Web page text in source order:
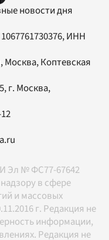
новости дня
ИНН
Москва, Коптевская
, г. Москва,
Эл № ФС77-67642
в сфере
и массовых
г. Редакция не
информации,
Редакция не